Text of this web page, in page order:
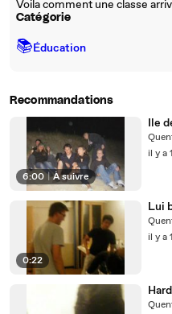
Voila comment une classe
Catégorie
📚Éducation
Recommandations
6:00 | À suivre
Ile
il y a
0:22
Lui
il y a